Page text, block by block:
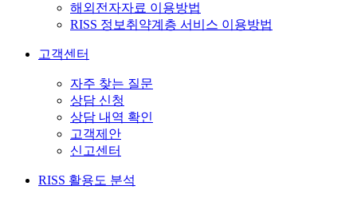
해외전자자료 이용방법
RISS 정보취약계층 서비스 이용방법
고객센터
자주 찾는 질문
상담 신청
상담 내역 확인
고객제안
신고센터
RISS 활용도 분석